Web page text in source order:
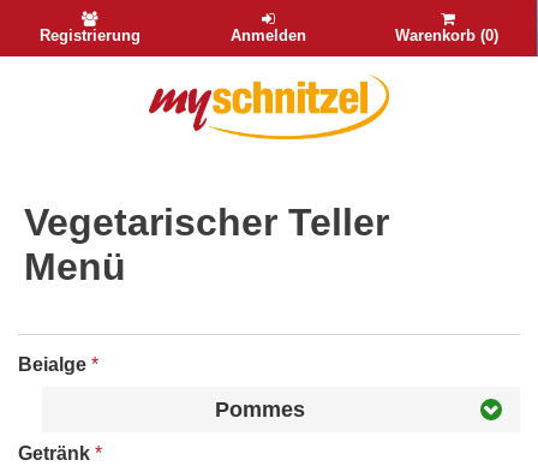
Registrierung Anmelden Warenkorb (0)
Vegetarischer Teller
Menü
Beialge *
Pommes
Getränk *